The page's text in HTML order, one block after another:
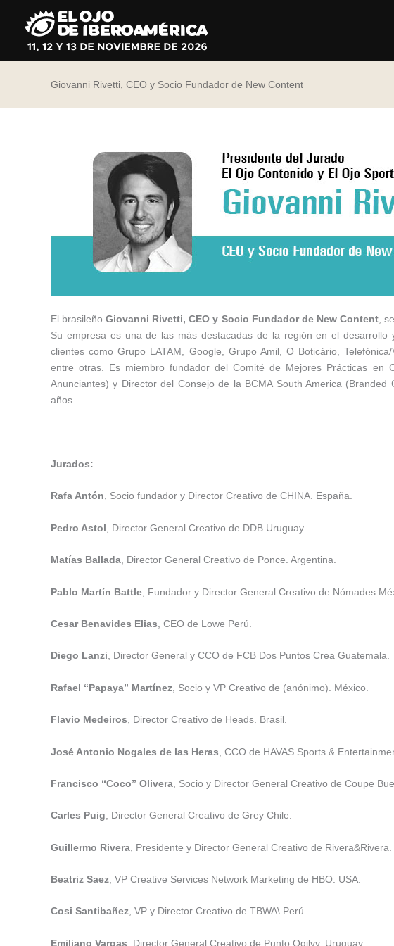
contenido
Giovanni Rivetti, CEO y Socio Fundador de New Content
El brasileñoGiovanni Rivetti, CEO y Socio Fundador de New Content,
Su empresa es una de las más destacadas de la región en el
clientes como Grupo LATAM, Google, Grupo Amil, O Boticário,
entre otras. Es miembro fundador del Comité de Mejores Prácticas en
Anunciantes) y Director del Consejo de la BCMA South America
años.
Jurados:
Rafa Antón, Socio fundador y Director Creativo de CHINA. España.
Pedro Astol , Director General Creativo de DDB Uruguay.
Matías Ballada , Director General Creativo de Ponce. Argentina.
Pablo Martín Battle , Fundador y Director General Creativo de Nómades
Cesar Benavides Elias , CEO de Lowe Perú.
Diego Lanzi, Director General y CCO de FCB Dos Puntos Crea Guatemala.
Rafael “Papaya” Martínez , Socio y VP Creativo de (anónimo). México.
Flavio Medeiros , Director Creativo de Heads. Brasil.
José Antonio Nogales de las Heras , CCO de HAVAS Sports &
Francisco “Coco” Olivera , Socio y Director General Creativo de Coupe
Carles Puig, Director General Creativo de Grey Chile.
Guillermo Rivera , Presidente y Director General Creativo de Rivera&Rivera.
Beatriz Saez , VP Creative Services Network Marketing de HBO. USA.
Cosi Santibañez, VP y Director Creativo de TBWA\ Perú.
Emiliano Vargas , Director General Creativo de Punto Ogilvy. Uruguay.